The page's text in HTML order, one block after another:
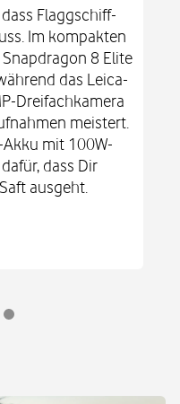
Flaggschiff-
Im kompakten
8 Elite
das Leica-
Dreifachkamera
meistert.
mit 100W-
dass Dir
ausgeht.